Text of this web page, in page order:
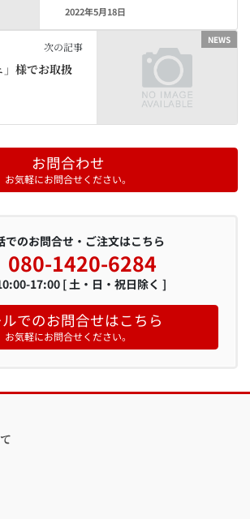
2022年5月18日
NEWS
次の記事
」様でお取扱
お問合わせ
お気軽にお問合せください。
でのお問合せ・ご注文はこちら
080-1420-6284
17:00 [ 土・日・祝日除く ]
ルでのお問合せはこちら
お気軽にお問合せください。